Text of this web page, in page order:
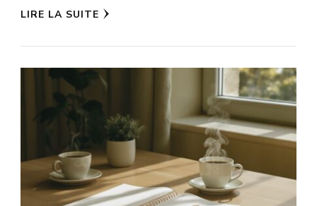
LIRE LA SUITE